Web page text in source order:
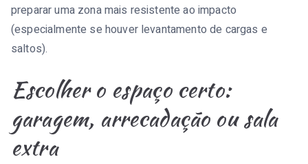
preparar uma zona mais resistente ao impacto
(especialmente se houver levantamento de cargas e
saltos).
Escolher o espaço certo:
garagem, arrecadação ou sala
extra